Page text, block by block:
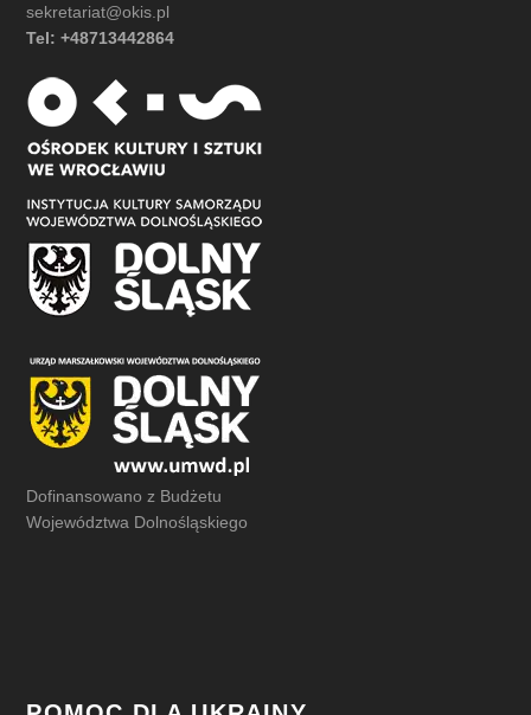
sekretariat@okis.pl
Tel: +48713442864
Dofinansowano z Budżetu
Województwa Dolnośląskiego